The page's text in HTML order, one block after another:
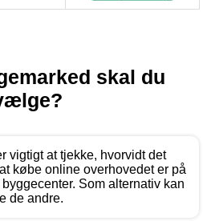
skal du
vigtigt at tjekke, hvorvidt det
købe online overhovedet er på
Som alternativ kan
de andre.